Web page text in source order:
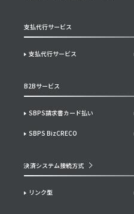
支払代行サービス
支払代行サービス
B2Bサービス
SBPS請求書カード払い
SBPS BizCRECO
決済システム接続方式
リンク型